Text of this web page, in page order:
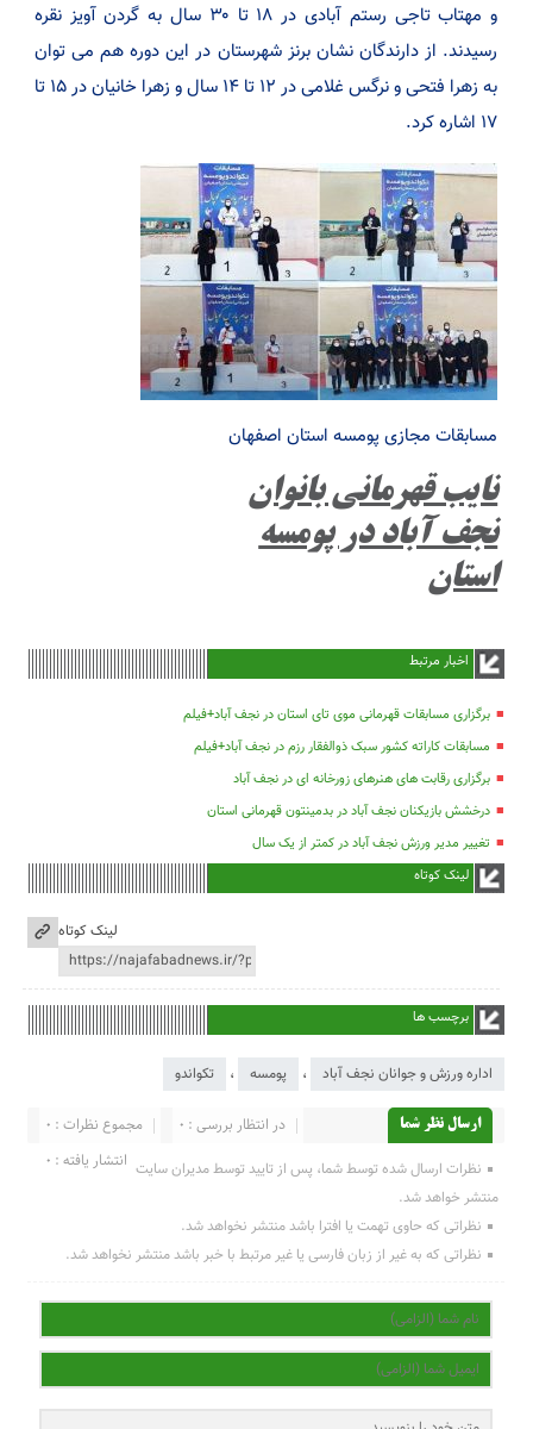
و مهتاب تاجی رستم آبادی در ۱۸ تا ۳۰ سال به گردن آویز نقره
رسیدند. از دارندگان نشان برنز شهرستان در این دوره هم می توان
به زهرا فتحی و نرگس غلامی در ۱۲ تا ۱۴ سال و زهرا خانیان در ۱۵ تا
۱۷ اشاره کرد.
مسابقات مجازی پومسه استان اصفهان
نایب قهرمانی بانوان
نجف آباد در پومسه
استان
اخبار مرتبط
برگزاری مسابقات قهرمانی موی تای استان در نجف آباد+فیلم
مسابقات کاراته کشور سبک ذوالفقار رزم در نجف آباد+فیلم
برگزاری رقابت های هنرهای زورخانه ای در نجف آباد
درخشش بازیکنان نجف آباد در بدمینتون قهرمانی استان
تغییر مدیر ورزش نجف آباد در کمتر از یک سال
لینک کوتاه
لینک کوتاه
برچسب ها
اداره ورزش و جوانان نجف آباد ، پومسه ، تکواندو
ارسال نظر شما مجموع نظرات : 0
در انتظار بررسی : 0
انتشار یافته : 0 نظرات ارسال شده توسط شما، پس از تایید توسط مدیران سایت
منتشر خواهد شد.
نظراتی که حاوی تهمت یا افترا باشد منتشر نخواهد شد.
نظراتی که به غیر از زبان فارسی یا غیر مرتبط با خبر باشد منتشر نخواهد شد.